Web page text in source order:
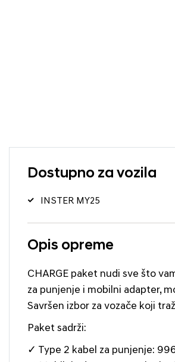
Dostupno za vozila
INSTER MY25
Opis opreme
CHARGE paket nudi sve što
za punjenje i mobilni adapter,
Savršen izbor za vozače koji
Paket sadrži:
✓ Type 2 kabel za punjenje: